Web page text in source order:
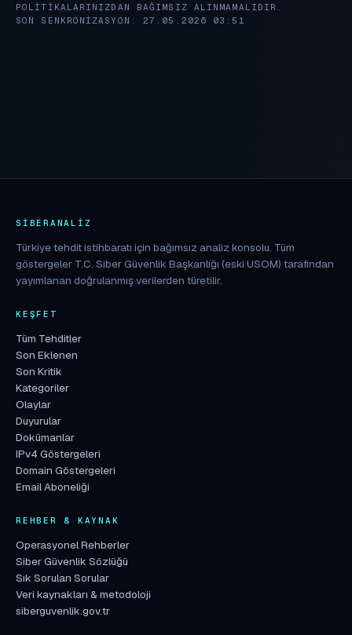
POLITIKALARINIZDAN BAĞIMSIZ ALINMAMALIDIR.
SON SENKRONIZASYON: 27.05.2026 03:51
SIBERANALIZ
Türkiye tehdit istihbaratı için bağımsız analiz konsolu. Tüm
göstergeler T.C. Siber Güvenlik Başkanlığı (eski USOM) tarafından
yayımlanan doğrulanmış verilerden türetilir.
KEŞFET
Tüm Tehditler
Son Eklenen
Son Kritik
Kategoriler
Olaylar
Duyurular
Dokümanlar
IPv4 Göstergeleri
Domain Göstergeleri
Email Aboneliği
REHBER & KAYNAK
Operasyonel Rehberler
Siber Güvenlik Sözlüğü
Sık Sorulan Sorular
Veri kaynakları & metodoloji
siberguvenlik.gov.tr